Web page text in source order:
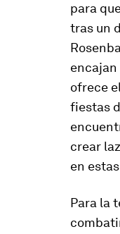
para
tras un
encajan
ofrece
fiestas
crear
en
Para la